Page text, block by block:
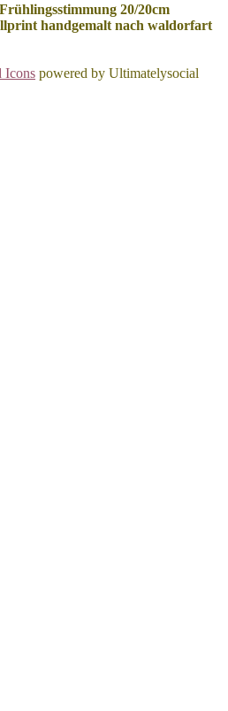
20/20cm
handgemalt nach waldorfart
Icons powered by Ultimatelysocial